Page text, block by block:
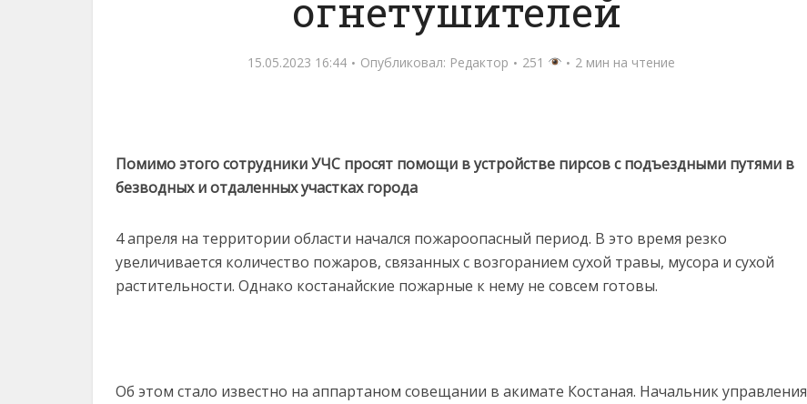
огнетушителей
15.05.2023 16:44 Опубликовал: Редактор 251 2 мин на чтение
Помимо этого сотрудники УЧС просят помощи в устройстве пирсов с подъездными путями в
безводных и отдаленных участках города
4 апреля на территории области начался пожароопасный период. В это время резко
увеличивается количество пожаров, связанных с возгоранием сухой травы, мусора и сухой
растительности. Однако костанайские пожарные к нему не совсем готовы.
Об этом стало известно на аппартаном совещании в акимате Костаная. Начальник управления